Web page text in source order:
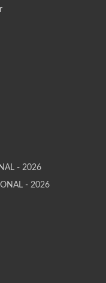
- 2026
- 2026